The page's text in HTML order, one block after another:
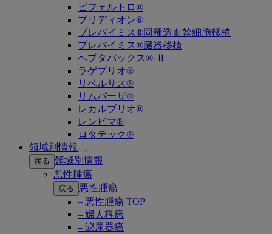
ピフェルトロ®
ブリディオン®
プレバイミス®同種造血幹細胞移植
プレバイミス®臓器移植
ヘプタバックス®-Ⅱ
ラゲブリオ®
リベルサス®
リムパーザ®
レカルブリオ®
レンビマ®
ロタテック®
領域別情報
Open
submenu
戻る 領域別情報
悪性腫瘍
戻る
悪性腫瘍
– 悪性腫瘍 TOP
– 婦人科癌
– 泌尿器癌